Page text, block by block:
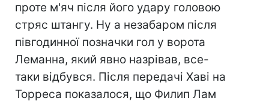
проте м'яч після його удару головою
стряс штангу. Ну а незабаром після
півгодинної позначки гол у ворота
Леманна, який явно назрівав, все-
таки відбувся. Після передачі Хаві на
Торреса показалося, що Филип Лам